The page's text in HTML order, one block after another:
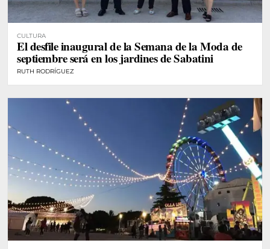
CULTURA
El desfile inaugural de la Semana de la Moda de
septiembre será en los jardines de Sabatini
RUTH RODRÍGUEZ